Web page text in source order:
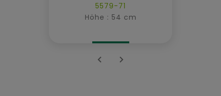
5579-71
Höhe : 54 cm
 